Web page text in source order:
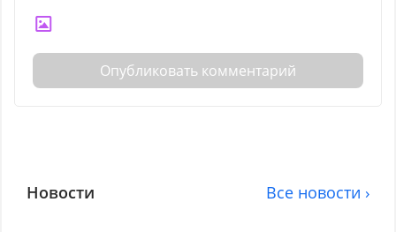
Опубликовать комментарий
Новости Все новости ›